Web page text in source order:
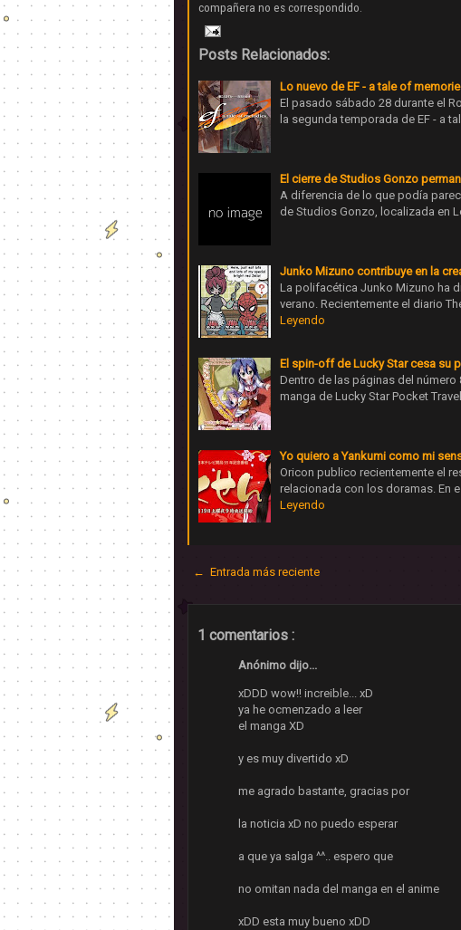
compañera no es correspondido.
Posts Relacionados:
Lo nuevo de EF - a tale of
El pasado sábado 28 durante el
la segunda temporada de EF - a
El cierre de Studios Gonzo
A diferencia de lo que podía
de Studios Gonzo, localizada en
Junko Mizuno contribuye en la
La polifacética Junko Mizuno ha
verano. Recientemente el diario
Leyendo
El spin-off de Lucky Star cesa su
Dentro de las páginas del número
manga de Lucky Star Pocket
Yo quiero a Yankumi como mi
Oricon publico recientemente el
relacionada con los doramas. En
Leyendo
← Entrada más reciente
1 comentarios :
Anónimo dijo...
xDDD wow!! increible... xD
ya he ocmenzado a leer
el manga XD
y es muy divertido xD
me agrado bastante, gracias por
la noticia xD no puedo esperar
a que ya salga ^^.. espero que
no omitan nada del manga en el anime
xDD esta muy bueno xDD